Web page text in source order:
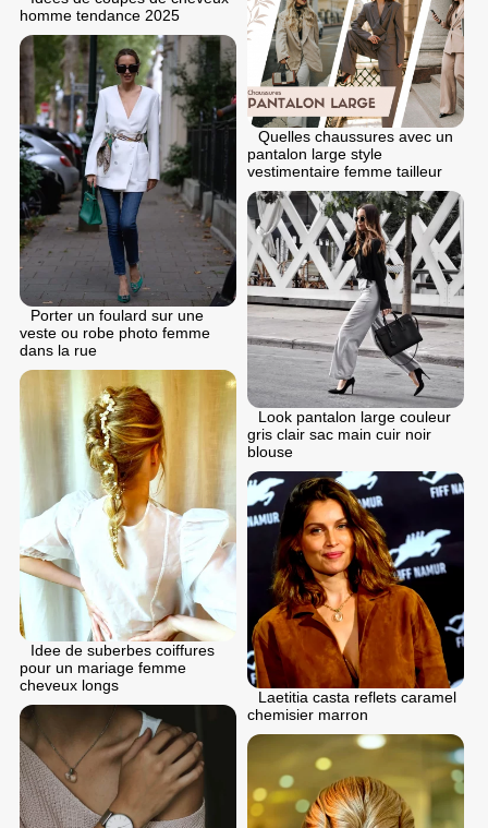
homme tendance 2025
Quelles chaussures avec un
pantalon large style
vestimentaire femme tailleur
Porter un foulard sur une
veste ou robe photo femme
dans la rue
Look pantalon large couleur
gris clair sac main cuir noir
blouse
Idee de suberbes coiffures
pour un mariage femme
cheveux longs
Laetitia casta reflets caramel
chemisier marron